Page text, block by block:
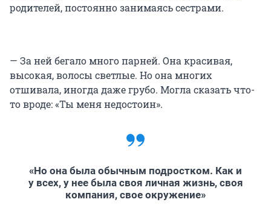
родителей, постоянно занимаясь сестрами.
— За ней бегало много парней. Она красивая,
высокая, волосы светлые. Но она многих
отшивала, иногда даже грубо. Могла сказать что-
то вроде: «Ты меня недостоин».
«Но она была обычным подростком. Как и
у всех, у нее была своя личная жизнь, своя
компания, свое окружение»